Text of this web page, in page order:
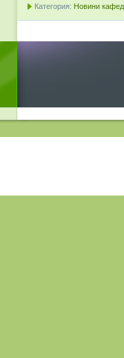
Категория: Новини